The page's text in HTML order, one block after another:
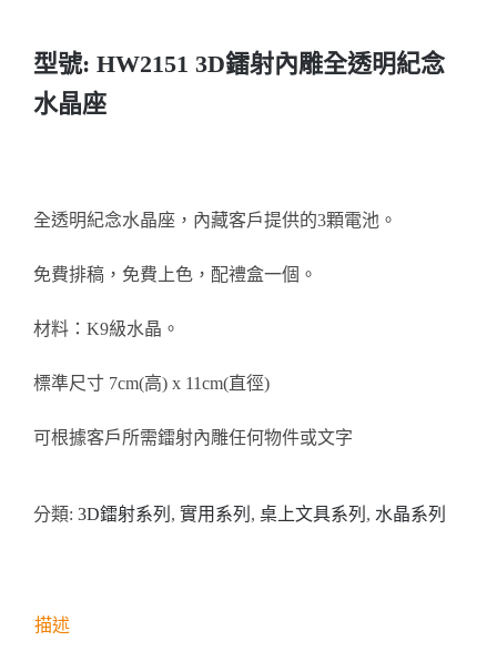
獎盃
型號: HW2151 3D鐳射內雕全透明紀念
水晶座
全透明紀念水晶座，內藏客戶提供的3顆電池。
免費排稿，免費上色，配禮盒一個。
材料：K9級水晶。
標準尺寸 7cm(高) x 11cm(直徑)
可根據客戶所需鐳射內雕任何物件或文字
分類: 3D鐳射系列 , 實用系列 , 桌上文具系列 , 水晶系列
描述